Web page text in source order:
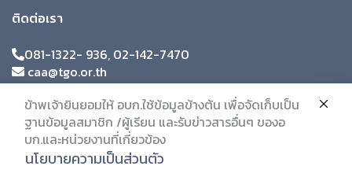
ติดต่อเรา
081-1322- 936, 02-142-7470
caa@tgo.or.th
ข้าพเจ้ายินยอมให้ อบก.ใช้ข้อมูลข้างต้น เพื่อจัดเก็บเป็น
ฐานข้อมูลสมาชิก /ผู้เรียน และรับข่าวสารอื่นๆ ของอ
บก.และหน่วยงานที่เกี่ยวข้อง
นโยบายความเป็นส่วนตัว